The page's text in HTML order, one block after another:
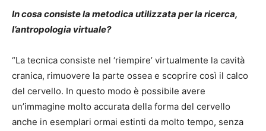
In cosa consiste la metodica utilizzata per la ricerca,
l’antropologia virtuale?
“La tecnica consiste nel ‘riempire’ virtualmente la cavità
cranica, rimuovere la parte ossea e scoprire così il calco
del cervello. In questo modo è possibile avere
un’immagine molto accurata della forma del cervello
anche in esemplari ormai estinti da molto tempo, senza